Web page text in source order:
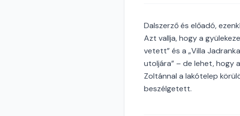
Dalszerző és előadó,
Azt vallja, hogy a
vetett” és a „Villa
utoljára” – de lehet, hogy
Zoltánnal a lakótelep
beszélgetett.